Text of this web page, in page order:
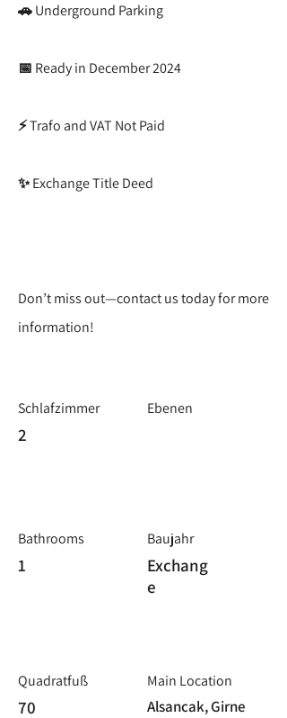
🚗 Underground Parking
📅 Ready in December 2024
⚡ Trafo and VAT Not Paid
✨ Exchange Title Deed
Don’t miss out—contact us today for more
information!
Schlafzimmer
2
Bathrooms
1
Quadratfuß
70
Ebenen
Baujahr
Exchang
e
Main Location
Alsancak, Girne